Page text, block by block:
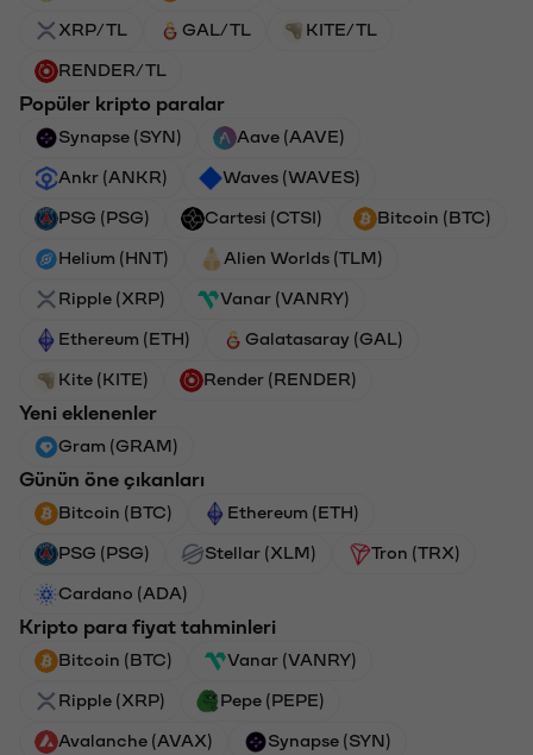
XRP/TL GAL/TL KITE/TL
RENDER/TL
Popüler kripto paralar
Synapse (SYN) Aave (AAVE)
Ankr (ANKR) Waves (WAVES)
PSG (PSG) Cartesi (CTSI) Bitcoin (BTC)
Helium (HNT) Alien Worlds (TLM)
Ripple (XRP) Vanar (VANRY)
Ethereum (ETH) Galatasaray (GAL)
Kite (KITE) Render (RENDER)
Yeni eklenenler
Gram (GRAM)
Günün öne çıkanları
Bitcoin (BTC) Ethereum (ETH)
PSG (PSG) Stellar (XLM) Tron (TRX)
Cardano (ADA)
Kripto para fiyat tahminleri
Bitcoin (BTC) Vanar (VANRY)
Ripple (XRP) Pepe (PEPE)
Avalanche (AVAX) Synapse (SYN)